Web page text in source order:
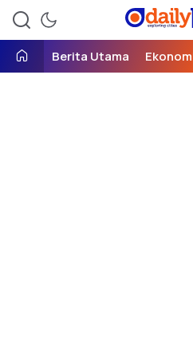
Daily
exploring cities,
Berita Utama